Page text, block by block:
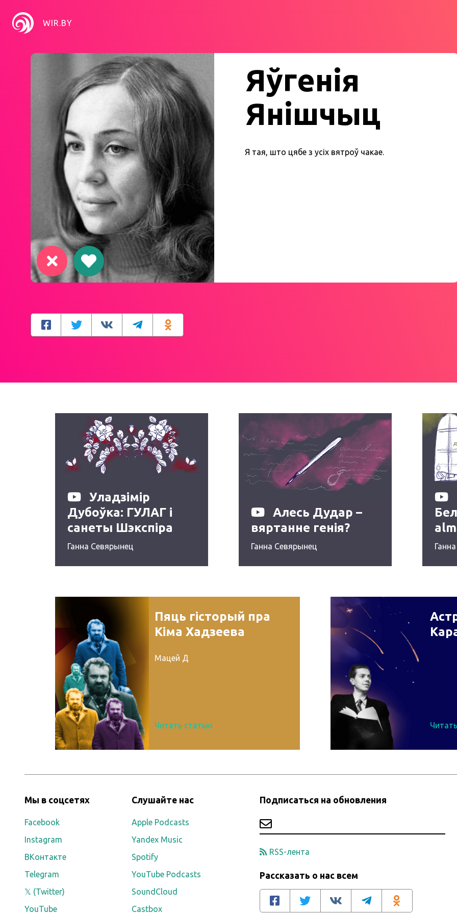
WIR.BY
Яўгенія
Янішчыц
Я тая, што цябе з усіх вятроў чакае.
Уладзімір
Дубоўка: ГУЛАГ і
санеты Шэкспіра
Ганна Севярынец
Алесь Дудар –
вяртанне генія?
Ганна Севярынец
Пяць гісторый пра
Кіма Хадзеева
Мацей Д
Читать статью
Мы в соцсетях
Facebook
Instagram
ВКонтакте
Telegram
𝕏 (Twitter)
YouTube
Слушайте нас
Apple Podcasts
Yandex Music
Spotify
YouTube Podcasts
SoundCloud
Castbox
Подписаться на обновления
RSS-лента
Рассказать о нас всем